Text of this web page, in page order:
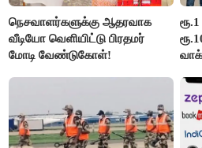
நெசவாளர்களுக்கு ஆதரவாக
வீடியோ வெளியிட்டு பிரதமர்
மோடி வேண்டுகோள்!